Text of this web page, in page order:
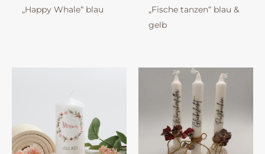
„Happy Whale“ blau
„Fische tanzen“ blau &
gelb